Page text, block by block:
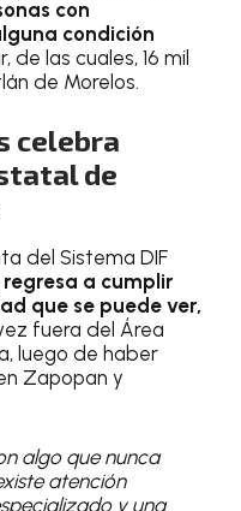
con
condición
r, de las cuales, 16 mil
de Morelos.
celebra
de
del Sistema DIF
regresa a cumplir
que se puede ver,
fuera del Área
luego de haber
Zapopan y
algo que nunca
atención
y una